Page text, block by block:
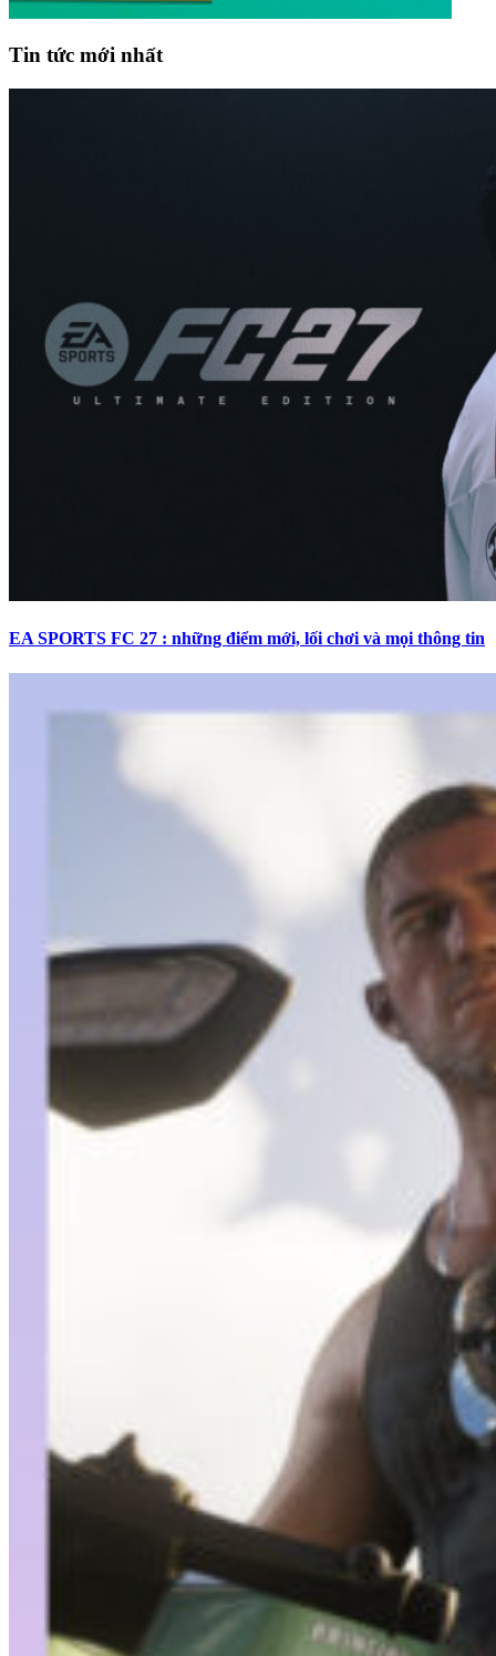
Tin tức mới nhất
EA SPORTS FC 27 : những điểm mới, lối chơi và mọi thông tin